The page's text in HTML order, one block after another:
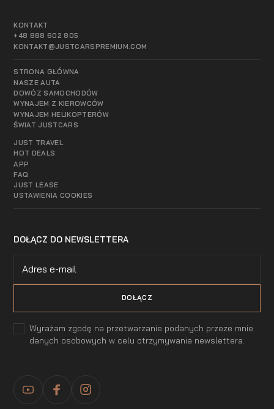
KONTAKT
+48 888 602 805
KONTAKT@JUSTCARSPREMIUM.COM
STRONA GŁÓWNA
NASZE AUTA
DOWÓZ SAMOCHODÓW
WYNAJEM Z KIEROWCÓW
WYNAJEM HELIKOPTERÓW
ŚWIAT JUSTCARS
JUST TRAVEL
HOT DEALS
APP
FAQ
JUST LEASE
USTAWIENIA COOKIES
DOŁĄCZ DO NEWSLETTERA
Wyrażam zgodę na przetwarzanie podanych przeze mnie
danych osobowych w celu otrzymywania newslettera.